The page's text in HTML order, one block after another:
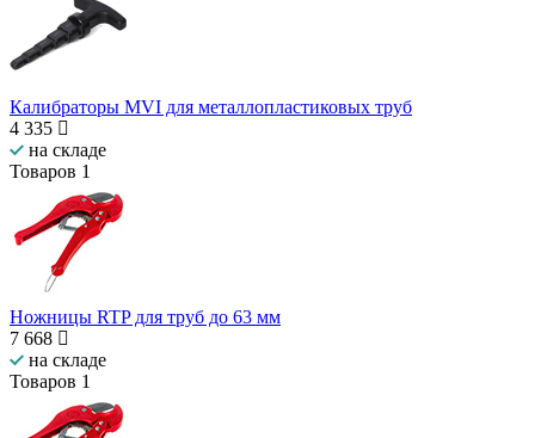
Калибраторы MVI для металлопластиковых труб
4 335
на складе
Товаров 1
Ножницы RTP для труб до 63 мм
7 668
на складе
Товаров 1